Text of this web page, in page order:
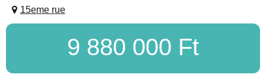
15eme rue
9 880 000 Ft